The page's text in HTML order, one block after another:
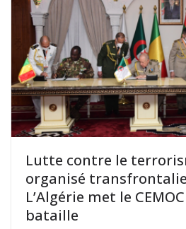
Lutte contre le
organisé
L’Algérie met le
bataille